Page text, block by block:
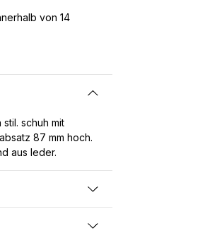
von 14
schuh mit
87 mm hoch.
aus leder.